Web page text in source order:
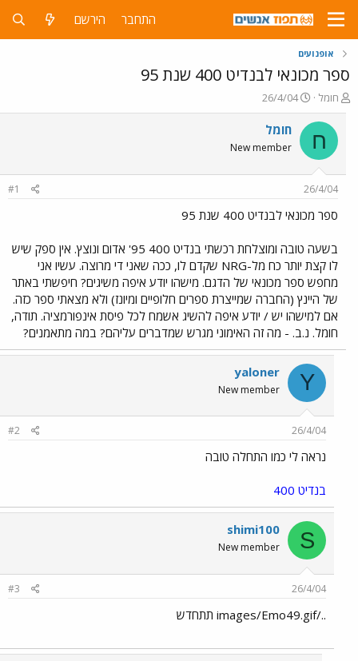
התחבר הירשם
אופנועים
ספר מכונאי לבנדיט 400 שנת 95
פ
ו
ת
ח
ה
ש
א
חומל
פ
ו
ר
26/4/04
ח חומל
New member
26/4/04
#1
ספר מכונאי לבנדיט 400 שנת 95
בשעה טובה ומוצלחת רכשתי בנדיט 400 95' אדום ונוצץ. אין ספק שיש
לו קצת יותר כח מל-NRG שקדם לו, ככה שאני די מרוצה. עשיו אני
מחפש ספר מכונאי של הדגם. מישהו יודע איפה משיגים? חיפשתי באתר
של היינץ (החברה שמייצרת ספרים חלופיים ומיונז) ולא מצאתי ספר כזה.
אם למישהו יש / יודע איפה להשיג אשמח לכל פיסת אינפורמציה. תודה,
חומל. נ.ב. - מה זה האימוני מגרש שמדברים עליהם? במה מתאמנים?
Y
yaloner
New member
26/4/04
#2
נראה לי כמו התחלה טובה
בנדיט 400
S
shimi100
New member
26/4/04
#3
../images/Emo49.gif תתחדש